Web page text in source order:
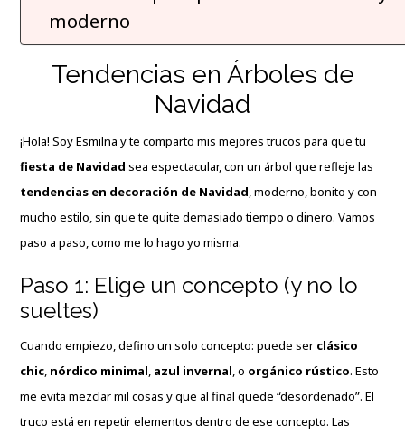
moderno
Tendencias en Árboles de
Navidad
¡Hola! Soy Esmilna y te comparto mis mejores trucos para que tu
fiesta de Navidad sea espectacular, con un árbol que refleje las
tendencias en decoración de Navidad, moderno, bonito y con
mucho estilo, sin que te quite demasiado tiempo o dinero. Vamos
paso a paso, como me lo hago yo misma.
Paso 1: Elige un concepto (y no lo
sueltes)
Cuando empiezo, defino un solo concepto: puede ser clásico
chic, nórdico minimal, azul invernal, o orgánico rústico. Esto
me evita mezclar mil cosas y que al final quede “desordenado”. El
truco está en repetir elementos dentro de ese concepto. Las